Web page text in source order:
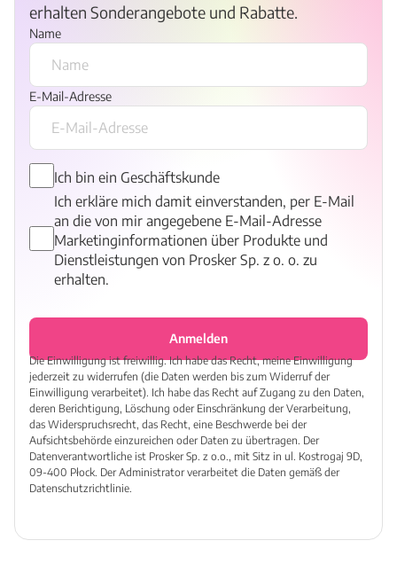
erhalten Sonderangebote und Rabatte.
Name
E-Mail-Adresse
Ich bin ein Geschäftskunde
Ich erkläre mich damit einverstanden, per E-Mail
an die von mir angegebene E-Mail-Adresse
Marketinginformationen über Produkte und
Dienstleistungen von Prosker Sp. z o. o. zu
erhalten.
Anmelden
Die Einwilligung ist freiwillig. Ich habe das Recht, meine Einwilligung
jederzeit zu widerrufen (die Daten werden bis zum Widerruf der
Einwilligung verarbeitet). Ich habe das Recht auf Zugang zu den Daten,
deren Berichtigung, Löschung oder Einschränkung der Verarbeitung,
das Widerspruchsrecht, das Recht, eine Beschwerde bei der
Aufsichtsbehörde einzureichen oder Daten zu übertragen. Der
Datenverantwortliche ist Prosker Sp. z o.o., mit Sitz in ul. Kostrogaj 9D,
09-400 Płock. Der Administrator verarbeitet die Daten gemäß der
Datenschutzrichtlinie.